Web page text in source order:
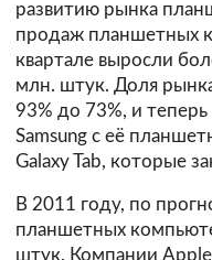
развитию рынка
продаж планшетных
квартале выросли
млн. штук. Доля
93% до 73%, и
Samsung с её
Galaxy Tab, которые
В 2011 году, по
планшетных
штук. Компании